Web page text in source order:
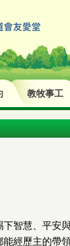
教牧事工
智慧、平安
經歷主的帶領